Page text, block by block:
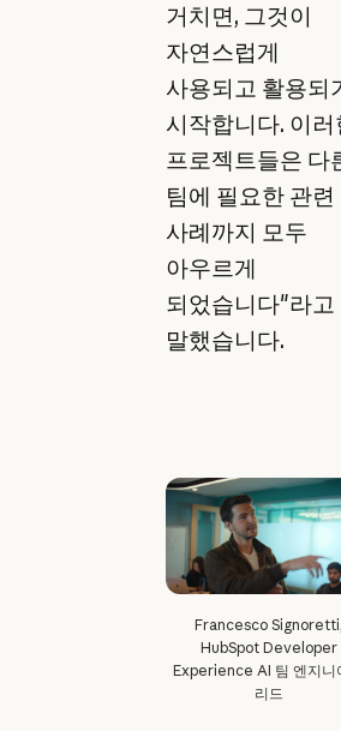
거치면, 그것이
자연스럽게
사용되고 활용되
시작합니다. 이러
프로젝트들은 다
팀에 필요한 관련
사례까지 모두
아우르게
되었습니다"라고
말했습니다.
Francesco Signoretti,
HubSpot Developer
Experience AI 팀 엔지니
리드